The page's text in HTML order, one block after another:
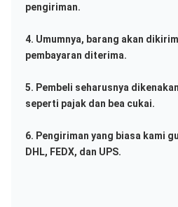
pengiriman.
4. Umumnya, barang akan
pembayaran diterima.
5. Pembeli seharusnya
seperti pajak dan bea cukai.
6. Pengiriman yang biasa kami
DHL, FEDX, dan UPS.